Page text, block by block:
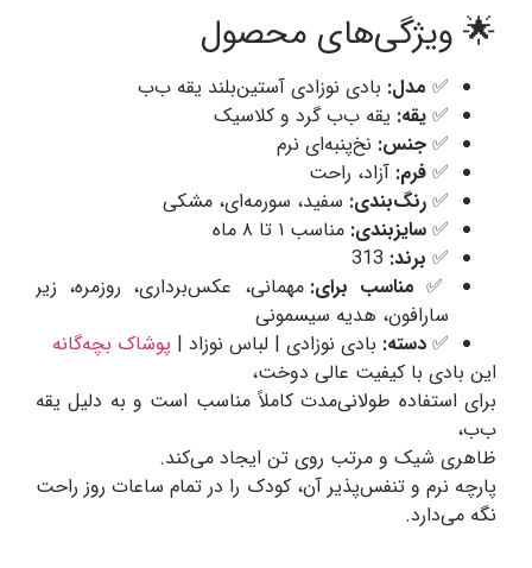
🌟 ویژگی‌های محصول
✅ مدل: بادی نوزادی آستین‌بلند یقه ب‌ب
✅ یقه: یقه ب‌ب گرد و کلاسیک
✅ جنس: نخ‌پنبه‌ای نرم
✅ فرم: آزاد، راحت
✅ رنگ‌بندی: سفید، سورمه‌ای، مشکی
✅ سایزبندی: مناسب ۱ تا ۸ ماه
✅ برند:
✅ مناسب برای: مهمانی، عکس‌برداری، روزمره، زیر
سارافون، هدیه سیسمونی
✅ دسته: بادی نوزادی | لباس نوزاد | پوشاک بچه‌گانه
این بادی با کیفیت عالی دوخت،
برای استفاده طولانی‌مدت کاملاً مناسب است و به دلیل یقه
ب‌ب،
ظاهری شیک و مرتب روی تن ایجاد می‌کند.
پارچه نرم و تنفس‌پذیر آن، کودک را در تمام ساعات روز راحت
نگه می‌دارد.